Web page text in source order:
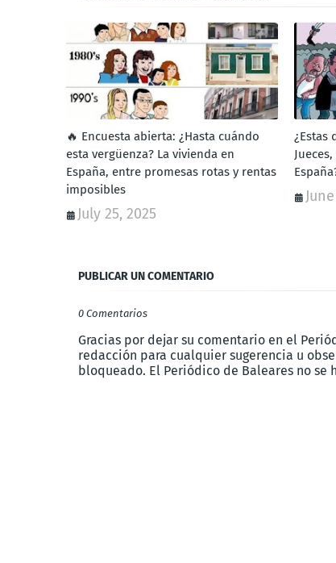
🔥 Encuesta abierta: ¿Hasta cuándo
esta vergüenza? La vivienda en
España, entre promesas rotas y rentas
imposibles
July 25, 2025
¿Estas
PUBLICAR UN COMENTARIO
0 Comentarios
Gracias por dejar su comentario en el
redacción para cualquier sugerencia u
bloqueado. El Periódico de Baleares no